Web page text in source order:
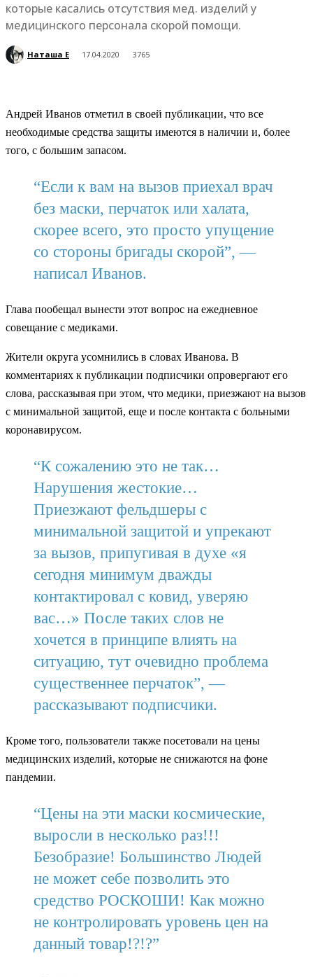
которые касались отсутствия мед. изделий у
медицинского персонала скорой помощи.
Наташа Е 17.04.2020 3765
Андрей Иванов отметил в своей публикации, что все
необходимые средства защиты имеются в наличии и, более
того, с большим запасом.
“Если к вам на вызов приехал врач
без маски, перчаток или халата,
скорее всего, это просто упущение
со стороны бригады скорой”, —
написал Иванов.
Глава пообещал вынести этот вопрос на ежедневное
совещание с медиками.
Жители округа усомнились в словах Иванова. В
комментариях к публикации подписчики опровергают его
слова, рассказывая при этом, что медики, приезжают на вызов
с минимальной защитой, еще и после контакта с больными
коронавирусом.
“К сожалению это не так…
Нарушения жестокие…
Приезжают фельдшеры с
минимальной защитой и упрекают
за вызов, припугивая в духе «я
сегодня минимум дважды
контактировал с ковид, уверяю
вас…» После таких слов не
хочется в принципе влиять на
ситуацию, тут очевидно проблема
существеннее перчаток”, —
рассказывают подписчики.
Кроме того, пользователи также посетовали на цены
медицинских изделий, которые не снижаются на фоне
пандемии.
“Цены на эти маски космические,
выросли в несколько раз!!!
Безобразие! Большинство Людей
не может себе позволить это
средство РОСКОШИ! Как можно
не контролировать уровень цен на
данный товар!?!?”